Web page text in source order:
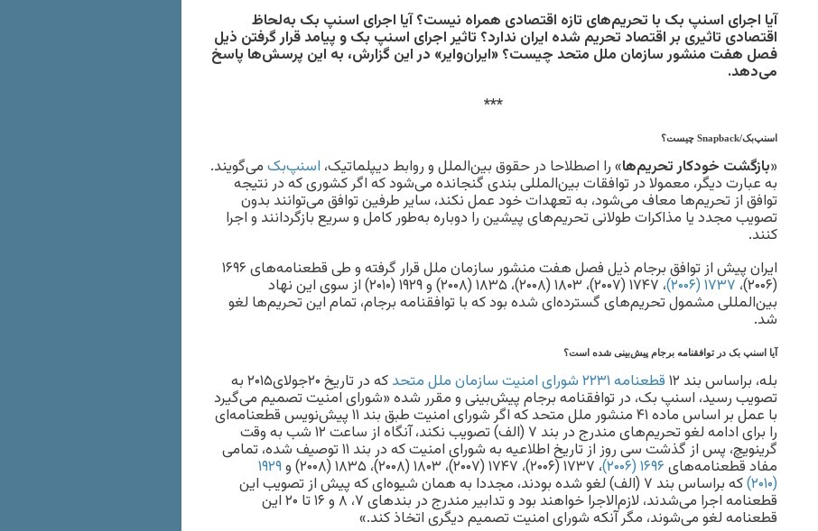
آیا اجرای اسنپ بک با تحریم‌های تازه اقتصادی همراه نیست؟ آیا اجرای اسنپ بک به‌لحاظ
اقتصادی تاثیری بر اقتصاد تحریم شده ایران ندارد؟ تاثیر اجرای اسنپ بک و پیامد قرار گرفتن ذیل
فصل هفت منشور سازمان ملل متحد چیست؟ «ایران‌وایر» در این گزارش، به این پرسش‌ها پاسخ
می‌دهد.
***
اسنپ‌بک/Snapback چیست؟
«بازگشت خودکار تحریم‌ها» را اصطلاحا در حقوق بین‌الملل و روابط دیپلماتیک،‌ اسنپ‌بکمی‌گویند.
به عبارت دیگر، معمولا در توافقات بین‌المللی بندی گنجانده می‌شود که اگر کشوری که در نتیجه
توافق از تحریم‌ها معاف می‌شود، به تعهدات خود عمل نکند، سایر طرفین توافق می‌توانند بدون
تصویب مجدد یا مذاکرات طولانی تحریم‌های پیشین را دوباره به‌طور کامل و سریع بازگردانند و اجرا
کنند.
ایران پیش از توافق برجام ذیل فصل هفت منشور سازمان ملل قرار گرفته و طی قطعنامه‌های ۱۶۹۶
(۲۰۰۶)، ۱۷۳۷ (۲۰۰۶) ، ۱۷۴۷ (۲۰۰۷)، ۱۸۰۳ (۲۰۰۸)، ۱۸۳۵ (۲۰۰۸) و ۱۹۲۹ (۲۰۱۰) از سوی این نهاد
بین‌المللی مشمول تحریم‌های گسترده‌ای شده بود که با توافقنامه برجام، تمام این تحریم‌ها لغو
شد.
آیا اسنپ بک در توافقنامه برجام پیش‌بینی شده است؟
بله، براساس بند ۱۲ قطعنامه ۲۲۳۱ شورای امنیت سازمان ملل متحد که در تاریخ ۲۰جولای۲۰۱۵ به
تصویب رسید، اسنپ بک، در توافقنامه برجام پیش‌بینی و مقرر شده «شورای امنیت تصمیم می‌گیرد
با عمل بر اساس ماده ۴۱ منشور ملل متحد که اگر شورای امنیت طبق بند ۱۱ پیش‌نویس قطعنامه‌ای
را برای ادامه لغو تحریم‌های مندرج در بند ۷ (الف) تصویب نکند، آنگاه از ساعت ۱۲ شب به وقت
گرینویچ، پس از گذشت سی روز از تاریخ اطلاعیه به شورای امنیت که در بند ۱۱ توصیف شده، تمامی
مفاد قطعنامه‌های۱۶۹۶ (۲۰۰۶) ، ۱۷۳۷ (۲۰۰۶)، ۱۷۴۷ (۲۰۰۷)، ۱۸۰۳ (۲۰۰۸)، ۱۸۳۵ (۲۰۰۸) و ۱۹۲۹
(۲۰۱۰) که براساس بند ۷ (الف) لغو شده بودند، مجددا به همان شیوه‌ای که پیش از تصویب این
قطعنامه اجرا می‌شدند، لازم‌الاجرا خواهند بود و تدابیر مندرج در بندهای ۷، ۸ و ۱۶ تا ۲۰ این
قطعنامه لغو می‌شوند، مگر آنکه شورای امنیت تصمیم دیگری اتخاذ کند.»